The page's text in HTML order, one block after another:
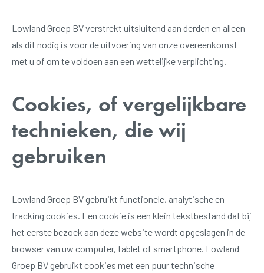
Lowland Groep BV verstrekt uitsluitend aan derden en alleen
als dit nodig is voor de uitvoering van onze overeenkomst
met u of om te voldoen aan een wettelijke verplichting.
Cookies, of vergelijkbare
technieken, die wij
gebruiken
Lowland Groep BV gebruikt functionele, analytische en
tracking cookies. Een cookie is een klein tekstbestand dat bij
het eerste bezoek aan deze website wordt opgeslagen in de
browser van uw computer, tablet of smartphone. Lowland
Groep BV gebruikt cookies met een puur technische